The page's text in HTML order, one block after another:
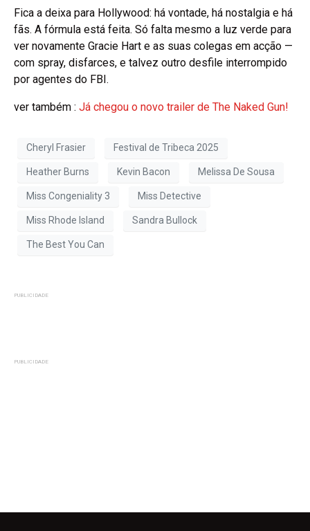
Fica a deixa para Hollywood: há vontade, há nostalgia e há
fãs. A fórmula está feita. Só falta mesmo a luz verde para
ver novamente Gracie Hart e as suas colegas em acção —
com spray, disfarces, e talvez outro desfile interrompido
por agentes do FBI.
ver também : Já chegou o novo trailer de The Naked Gun!
Cheryl Frasier Festival de Tribeca 2025
Heather Burns Kevin Bacon Melissa De Sousa
Miss Congeniality 3 Miss Detective
Miss Rhode Island Sandra Bullock
The Best You Can
PUBLICIDADE
PUBLICIDADE